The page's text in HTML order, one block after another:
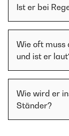
Ist er bei
Wie oft muss
und ist er
Wie wird er
Ständer?